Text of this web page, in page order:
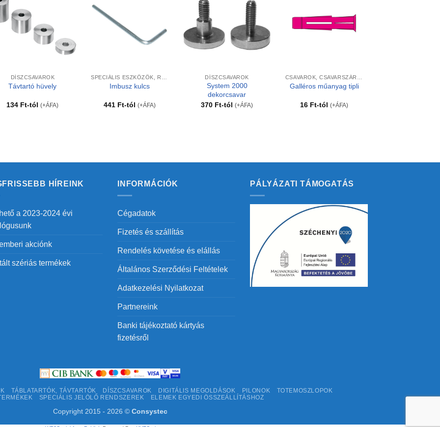
DÍSZCSAVAROK
Távtartó hüvely
134 Ft-tól(+ÁFA)
Imbusz kulcs
441 Ft-tól(+ÁFA)
Kedvencekhez
DÍSZCSAVAROK
System 2000
dekorcsavar
370 Ft-tól(+ÁFA)
Galléros műanyag tipli
16 Ft-tól(+ÁFA)
HÍREINK
a 2023-2024 évi
akciónk
szériás termékek
INFORMÁCIÓK
Cégadatok
Fizetés és szállítás
Rendelés követése és elállás
Általános Szerződési Feltételek
Adatkezelési Nyilatkozat
Partnereink
Banki tájékoztató kártyás
fizetésről
PÁLYÁZATI TÁMOGATÁS
TÁBLATARTÓK, TÁVTARTÓK DÍSZCSAVAROK DIGITÁLIS MEGOLDÁSOK PILONOK
TOTEMOSZLOPOK
SPECIÁLIS JELÖLŐ RENDSZEREK ELEMEK EGYEDI ÖSSZEÁLLÍTÁSHOZ
Copyright 2015 - 2026 © Consystec